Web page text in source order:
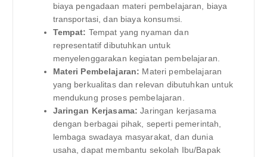
biaya pengadaan materi pembelajaran, biaya
transportasi, dan biaya konsumsi.
Tempat: Tempat yang nyaman dan
representatif dibutuhkan untuk
menyelenggarakan kegiatan pembelajaran.
Materi Pembelajaran: Materi pembelajaran
yang berkualitas dan relevan dibutuhkan untuk
mendukung proses pembelajaran.
Jaringan Kerjasama: Jaringan kerjasama
dengan berbagai pihak, seperti pemerintah,
lembaga swadaya masyarakat, dan dunia
usaha, dapat membantu sekolah Ibu/Bapak